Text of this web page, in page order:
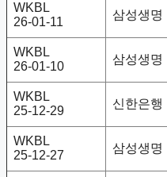
WKBL
26-01-11
삼성생명
WKBL
26-01-10
삼성생명
WKBL
25-12-29
신한은행
WKBL
25-12-27
삼성생명